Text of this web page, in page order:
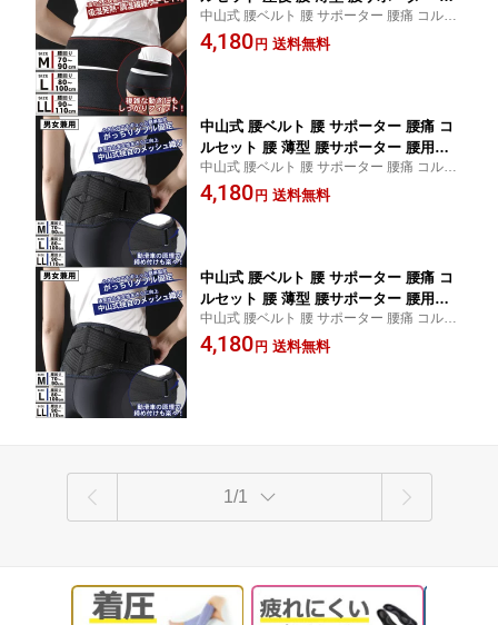
用サポーター 腰用コルセット 女性 ベル
ト 大きいサイズ 医療用 柔らかい 幅広
中山式 腰ベルト 腰 サポーター 腰痛 コルセ
ット 腰 薄型 腰サポーター 腰用サポーター
腰用コルセット 女性 ベルト 大きいサイズ
4,180円 送料無料
中山式 腰ベルト 腰 サポーター 腰痛 コ
ルセット 腰 薄型 腰サポーター 腰用サ
ポーター 腰用コルセット 女性 ベルト
大きいサイズ 医療用 夏用 メッシュ 幅
中山式 腰ベルト 腰 サポーター 腰痛 コルセ
ット 腰 薄型 腰サポーター 腰用サポーター
腰用コルセット 女性 ベルト 大きいサイズ
4,180円 送料無料
中山式 腰ベルト 腰 サポーター 腰痛 コ
ルセット 腰 薄型 腰サポーター 腰用サ
ポーター 腰用コルセット 女性 ベルト
大きいサイズ 医療用 夏用 メッシュ 幅
中山式 腰ベルト 腰 サポーター 腰痛 コルセ
ット 腰 薄型 腰サポーター 腰用サポーター
腰用コルセット 女性 ベルト 大きいサイズ
4,180円 送料無料
1/1